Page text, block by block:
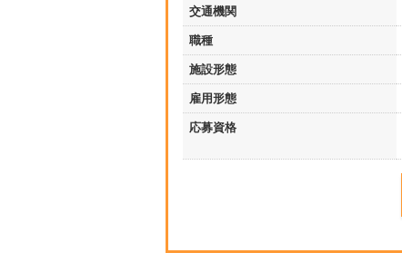
交通機関
職種
施設形態
雇用形態
応募資格